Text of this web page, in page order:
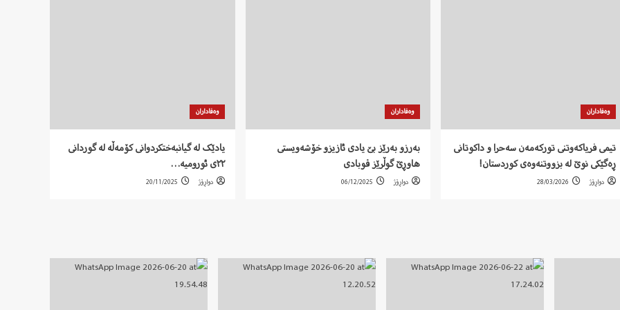
وەفاداران
تیمی فریاکەوتنی تورکەمەن سەحرا و داکوتانی
ڕەگێکی نوێ لە بزووتنەوەی کوردستان!
دواڕۆژ 28/03/2026
وەفاداران
بەرزو بەرێز بێ یادی ئازیزو خۆشەویستی
هاوڕێ گوڵرێز قوبادی
دواڕۆژ 06/12/2025
وەفاداران
یادێک لە گیانبەختکردوانی کۆمەڵە لە گوردانی
٢٢ی ئورومیە…
دواڕۆژ 20/11/2025